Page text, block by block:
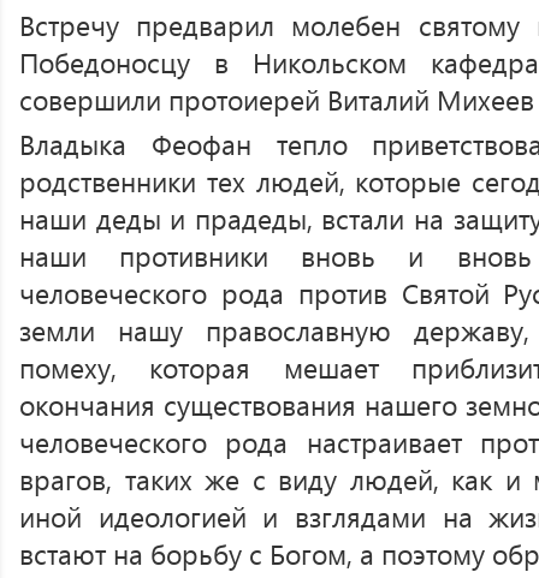
Встречу предварил молебен святому
Победоносцу в Никольском
совершили протоиерей Виталий
Владыка Феофан тепло
родственники тех людей, которые
наши деды и прадеды, встали на
наши противники вновь и вновь
человеческого рода против Святой
земли нашу православную
помеху, которая мешает
окончания существования нашего
человеческого рода настраивает
врагов, таких же с виду людей, как
иной идеологией и взглядами на
встают на борьбу с Богом, а поэтому